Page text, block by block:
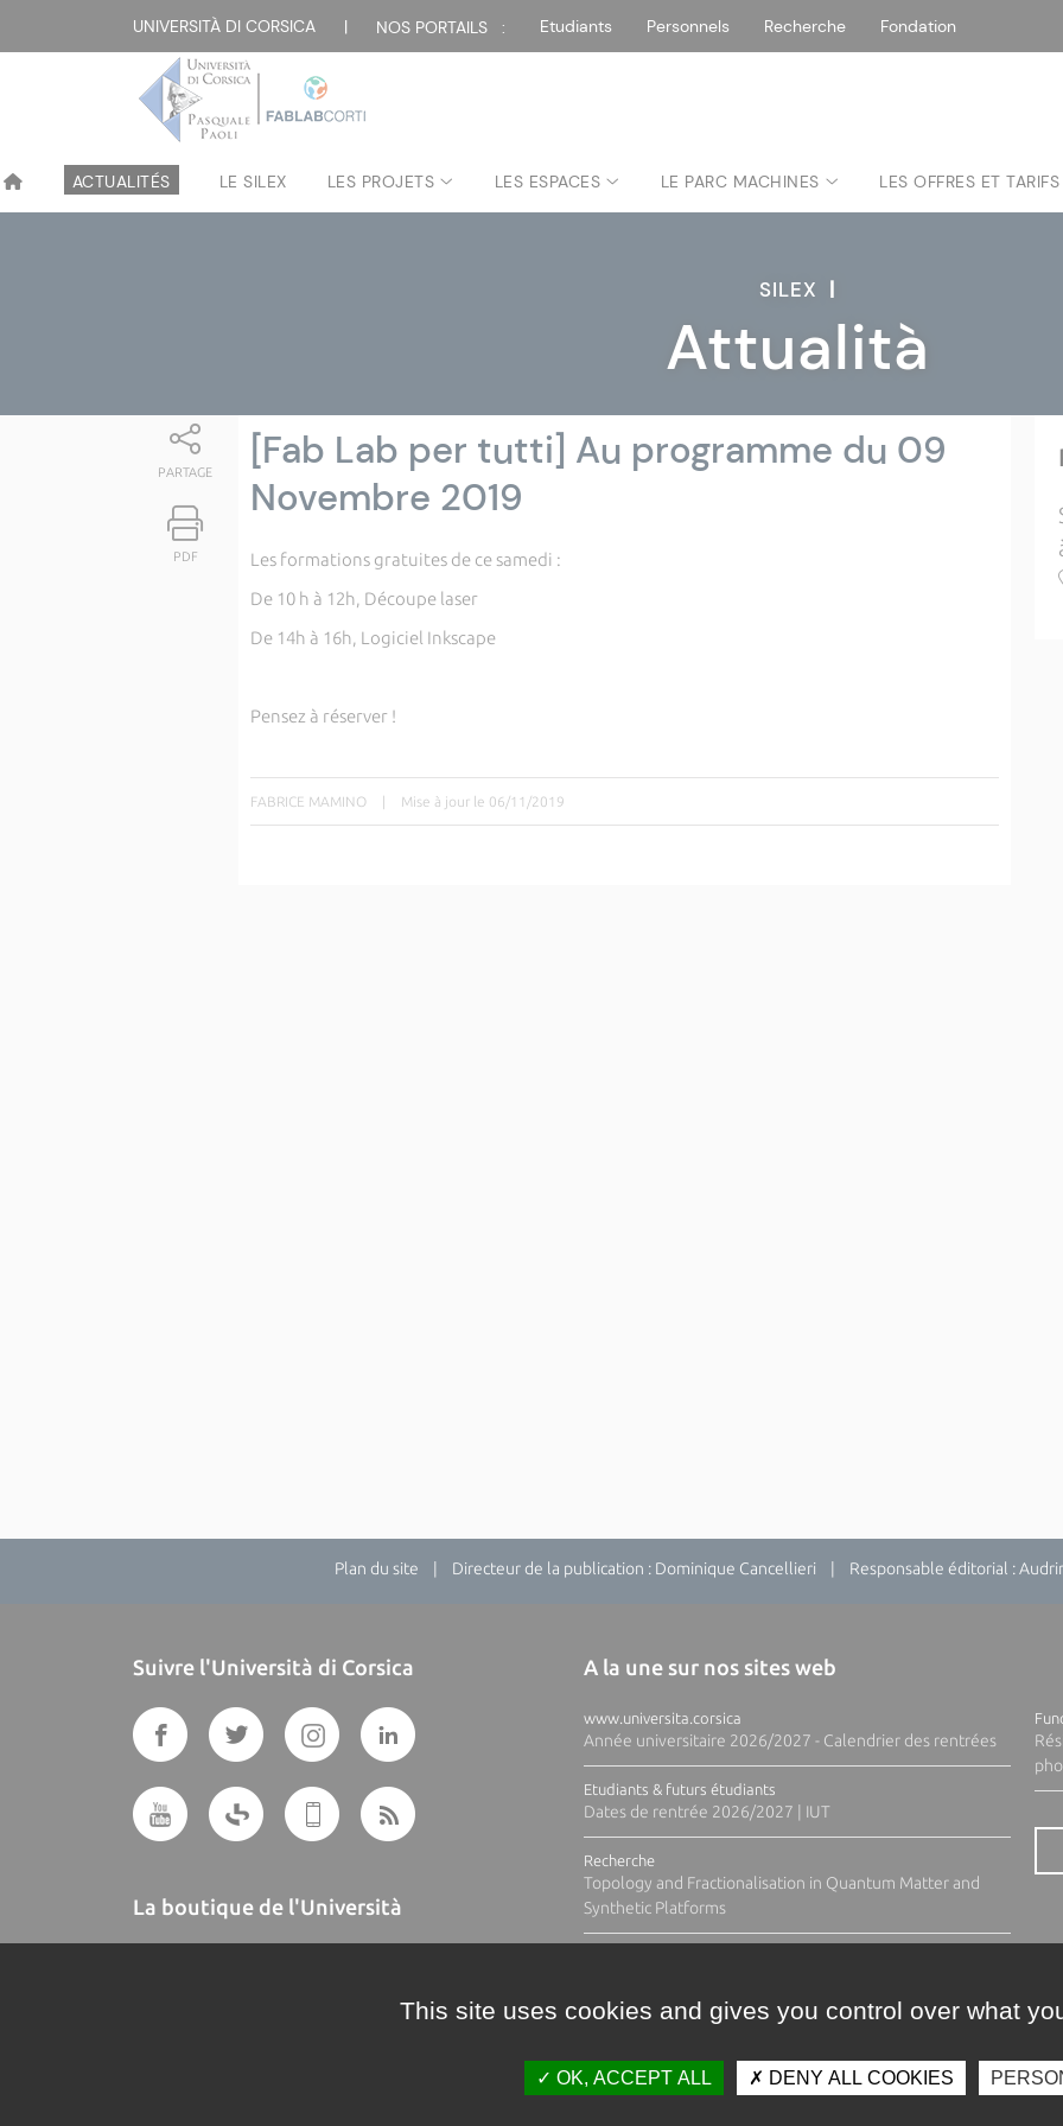
UNIVERSITÀ DI CORSICA | NOS PORTAILS : Etudiants Personnels Recherche Fondation
ACTUALITÉS LE SILEX LES PROJETS LES ESPACES LE PARC MACHINES LES OFFRES ET TARIFS
SILEX |
Attualità
PARTAGE
PDF
[Fab Lab per tutti] Au programme du 09
Novembre 2019
Les formations gratuites de ce samedi :
De 10 h à 12h, Découpe laser
De 14h à 16h, Logiciel Inkscape
Pensez à réserver !
FABRICE MAMINO | Mise à jour le 06/11/2019
Plan du site | Directeur de la publication : Dominique Cancellieri | Responsable éditorial :
Suivre l'Università di Corsica
La boutique de l'Università
A la une sur nos sites web
www.universita.corsica
Année universitaire 2026/2027 - Calendrier des rentrées
Etudiants & futurs étudiants
Dates de rentrée 2026/2027 | IUT
Recherche
Topology and Fractionalisation in Quantum Matter and
Synthetic Platforms
This site uses cookies and gives you control over what
OK, ACCEPT ALL DENY ALL COOKIES